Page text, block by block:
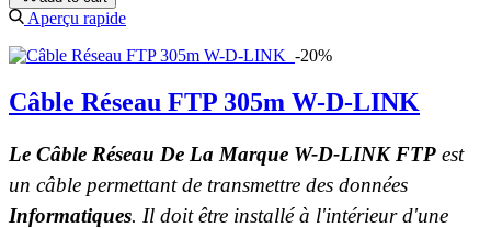
Aperçu rapide
-20%
Câble Réseau FTP 305m W-D-LINK
Le Câble Réseau De La Marque W-D-LINK FTP est
un câble permettant de transmettre des données
Informatiques. Il doit être installé à l'intérieur d'une